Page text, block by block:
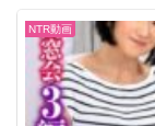
NTR動画